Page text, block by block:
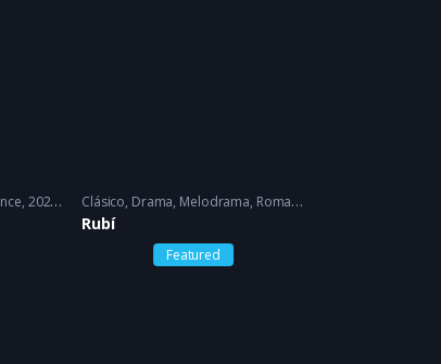
2022 - 2022 Clásico, Drama, Melodrama, Romance
Rubí
Featured